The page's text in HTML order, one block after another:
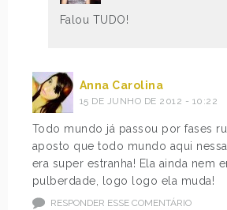
Falou TUDO!
Anna Carolina
15 DE JUNHO DE 2012 - 10:22
Todo mundo já passou por fases
aposto que todo mundo aqui
era super estranha! Ela ainda nem
pulberdade, logo logo ela muda!
RESPONDER ESSE COMENTÁRIO